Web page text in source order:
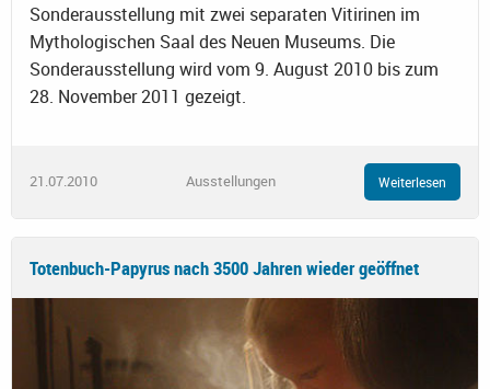
Sonderausstellung mit zwei separaten Vitirinen im
Mythologischen Saal des Neuen Museums. Die
Sonderausstellung wird vom 9. August 2010 bis zum
28. November 2011 gezeigt.
21.07.2010 Ausstellungen Weiterlesen
Totenbuch-Papyrus nach 3500 Jahren wieder geöffnet